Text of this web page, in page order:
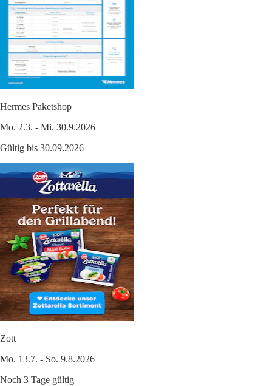
Hermes Paketshop
Mo. 2.3. - Mi. 30.9.2026
Gültig bis 30.09.2026
Zott
Mo. 13.7. - So. 9.8.2026
Noch 3 Tage gültig